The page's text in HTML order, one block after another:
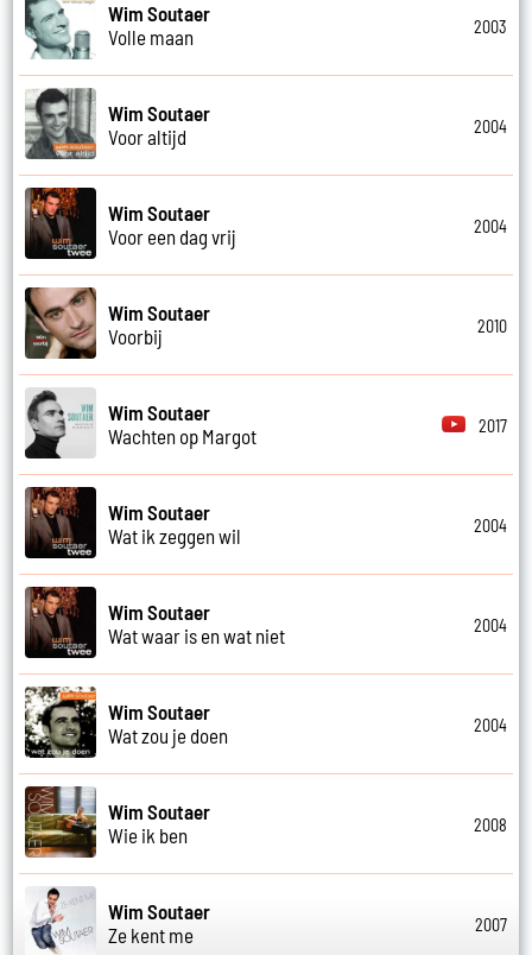
Wim Soutaer
Volle maan
2003
Wim Soutaer
Voor altijd
2004
Wim Soutaer
Voor een dag vrij
2004
Wim Soutaer
Voorbij
2010
Wim Soutaer
Wachten op Margot
2017
Wim Soutaer
Wat ik zeggen wil
2004
Wim Soutaer
Wat waar is en wat niet
2004
Wim Soutaer
Wat zou je doen
2004
Wim Soutaer
Wie ik ben
2008
Wim Soutaer
Ze kent me
2007